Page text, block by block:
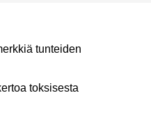
tunteiden
toksisesta